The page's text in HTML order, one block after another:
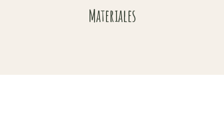
Materiales